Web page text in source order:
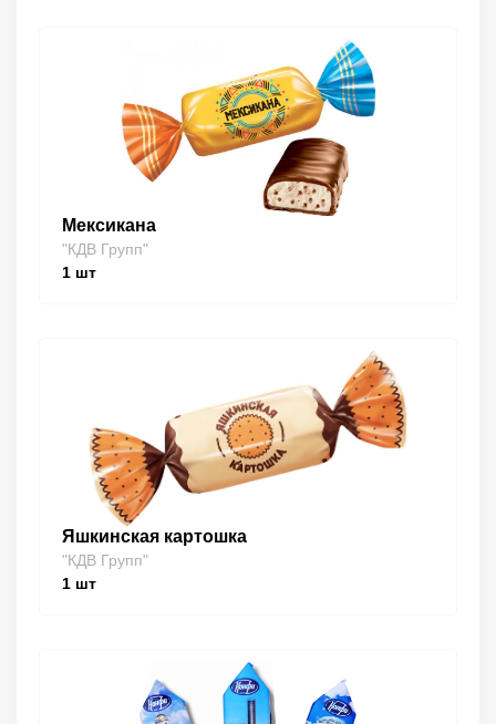
Мексикана
"КДВ Групп"
1 шт
Яшкинская картошка
"КДВ Групп"
1 шт